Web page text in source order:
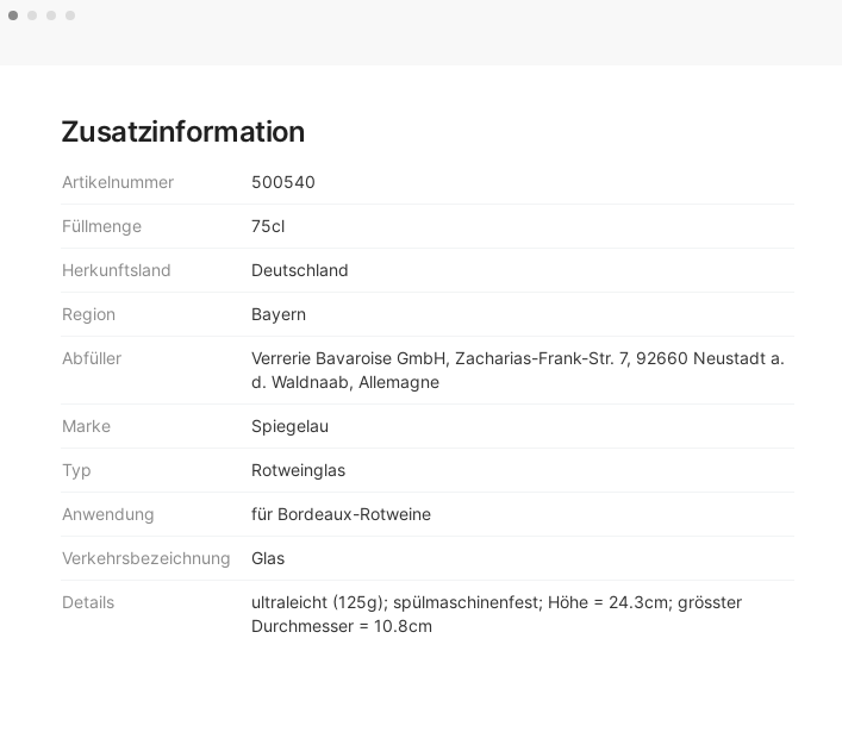
Zusatzinformation
Artikelnummer 500540
Füllmenge 75cl
Herkunftsland Deutschland
Region Bayern
Abfüller
Verrerie Bavaroise GmbH, Zacharias-Frank-Str. 7, 92660 Neustadt a.
d. Waldnaab, Allemagne
Marke Spiegelau
Typ Rotweinglas
Anwendung für Bordeaux-Rotweine
Verkehrsbezeichnung Glas
Details
ultraleicht (125g); spülmaschinenfest; Höhe = 24.3cm; grösster
Durchmesser = 10.8cm